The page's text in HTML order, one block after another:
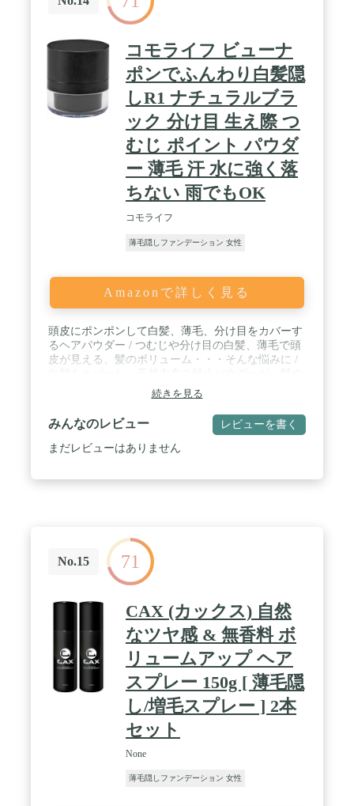
コモライフ ビューナ
ポンでふんわり白髪隠
しR1 ナチュラルブラ
ック 分け目 生え際 つ
むじ ポイント パウダ
ー 薄毛 汗 水に強く落
ちない 雨でもOK
コモライフ
薄毛隠しファンデーション 女性
Amazonで詳しく見る
頭皮にポンポンして白髪、薄毛、分け目をカバーす
るヘアパウダー / つむじや分け目の白髪、薄毛で頭
皮が見える、髪のボリューム・・・そんな悩みに /
肌に密着しふんわりと仕上げる / 20種類もの植物由
来の美容成分を配合。紙にうるおいとツヤを与える
/ 生え際などの薄毛隠しにも。汗・水に強く落ちに
くい。嬉しい日本製
続きを見る
みんなのレビュー レビューを書く
まだレビューはありません
No.15 71
CAX (カックス) 自然
なツヤ感 & 無香料 ボ
リュームアップ ヘア
スプレー 150g [ 薄毛隠
し/増毛スプレー ] 2本
セット
None
薄毛隠しファンデーション 女性